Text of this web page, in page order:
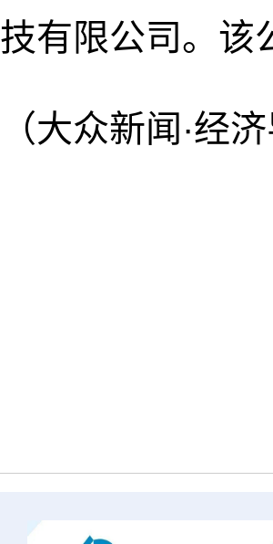
技有限公司。该
（大众新闻·经